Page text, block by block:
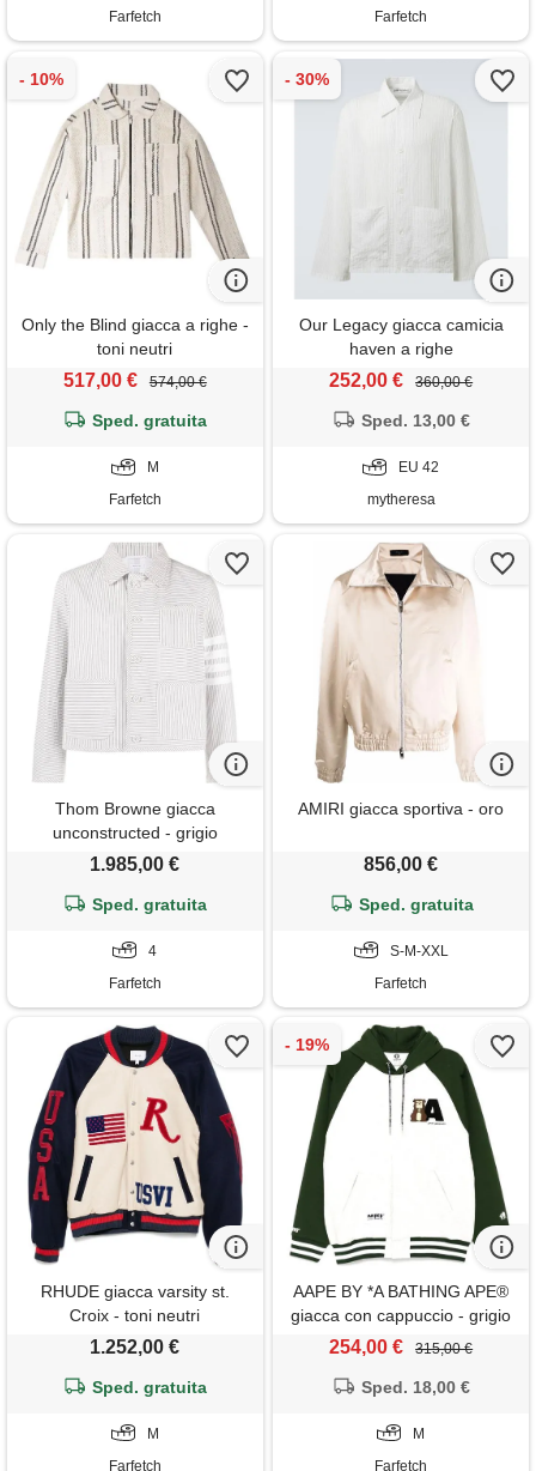
Farfetch
Farfetch
Only the Blind giacca a righe -
toni neutri
517,00 € 574,00 €
Sped. gratuita
M
Farfetch
Our Legacy giacca camicia
haven a righe
252,00 € 360,00 €
Sped. 13,00 €
EU 42
mytheresa
Thom Browne giacca
unconstructed - grigio
1.985,00 €
Sped. gratuita
4
Farfetch
AMIRI giacca sportiva - oro
856,00 €
Sped. gratuita
S-M-XXL
Farfetch
RHUDE giacca varsity st.
Croix - toni neutri
1.252,00 €
Sped. gratuita
M
Farfetch
AAPE BY *A BATHING APE®
giacca con cappuccio - grigio
254,00 € 315,00 €
Sped. 18,00 €
M
Farfetch